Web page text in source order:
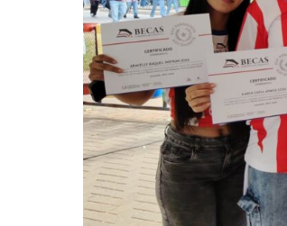
Manifestó que a lo
se fortalece cuando
constituyen uno de
«Esta forma de
personas.Cada uno de
capacidades,
conocimientos y
Asi también, Adolfo